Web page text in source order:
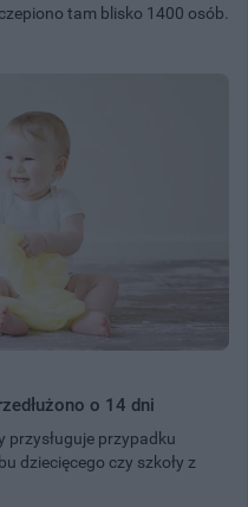
tam blisko 1400 osób.
o 14 dni
przysługuje przypadku
dziecięcego czy szkoły z